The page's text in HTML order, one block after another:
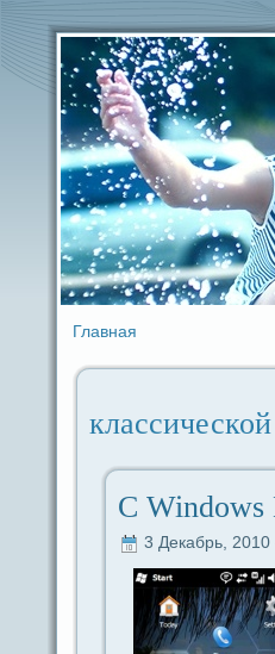
Главная
классической
С Windows
3 Декабрь, 2010